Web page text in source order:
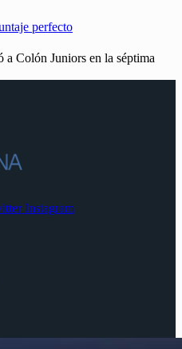
perfecto
Colón Juniors en la séptima
Instagram